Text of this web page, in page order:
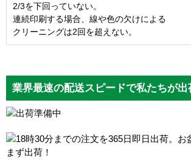
2/3を下回っていない。
連続印刷する場合、線や色の欠けによる
クリーニングは2回を超えない。
業界最速の配送スピードで私たちが出